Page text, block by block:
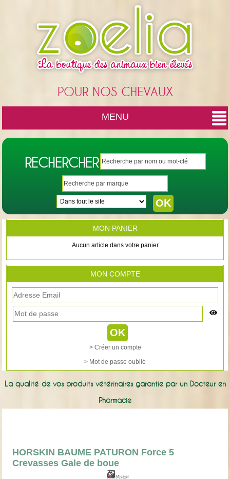
POUR NOS CHEVAUX
MENU
RECHERCHER
MON PANIER
Aucun article dans votre panier
MON COMPTE
> Créer un compte
> Mot de passe oublié
La qualité de vos produits vétérinaires garantie par un Docteur en
Pharmacie
HORSKIN BAUME PATURON Force 5
Crevasses Gale de boue